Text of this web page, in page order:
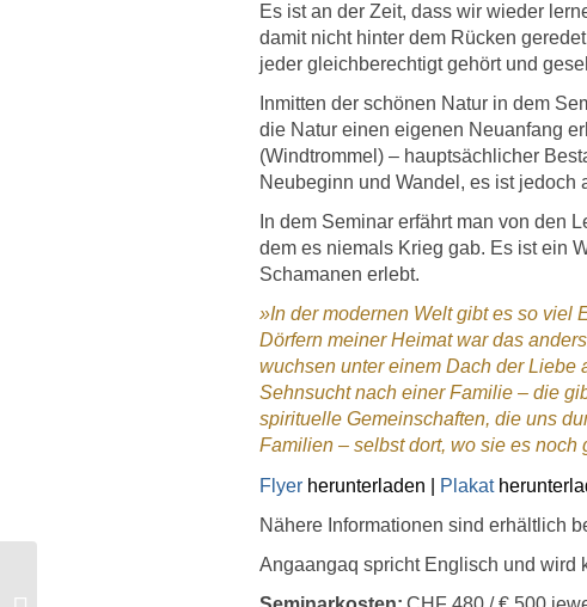
Es ist an der Zeit, dass wir wieder
damit nicht hinter dem Rücken
jeder gleichberechtigt gehört und
Inmitten der schönen Natur in dem
die Natur einen eigenen Neuanfang
(Windtrommel) – hauptsächlicher
Neubeginn und Wandel, es ist
In dem Seminar erfährt man von den
dem es niemals Krieg gab. Es ist ein
Schamanen erlebt.
»In der modernen Welt gibt es so viel
Dörfern meiner Heimat war das
wuchsen unter einem Dach der Liebe
Sehnsucht nach einer Familie – die
spirituelle Gemeinschaften, die uns
Familien – selbst dort, wo sie es
Flyer herunterladen Plakat
Nähere Informationen sind erhältlich
Angaangaq spricht Englisch und wird